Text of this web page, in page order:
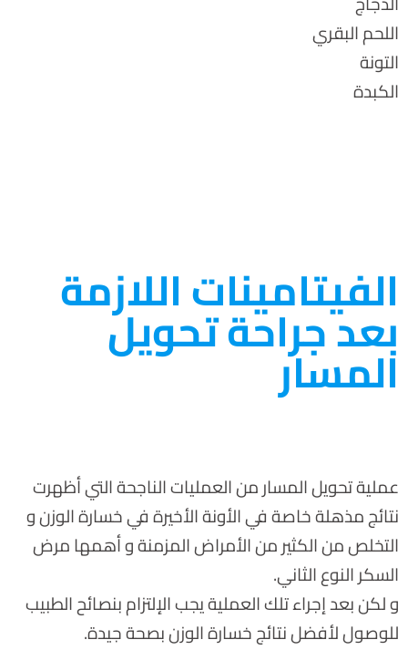
اللحم البقري
التونة
الكبدة
الفيتامينات اللازمة
بعد جراحة تحويل
المسار
عملية تحويل المسار من العمليات الناجحة التي أظهرت
نتائج مذهلة خاصة في الأونة الأخيرة في خسارة الوزن و
التخلص من الكثير من الأمراض المزمنة و أهمها مرض
السكر النوع الثاني.
و لكن بعد إجراء تلك العملية يجب الإلتزام بنصائح الطبيب
للوصول لأفضل نتائج خسارة الوزن بصحة جيدة.